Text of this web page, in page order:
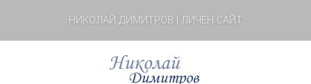
НИКОЛАЙ ДИМИТРОВ | ЛИЧЕН САЙТ